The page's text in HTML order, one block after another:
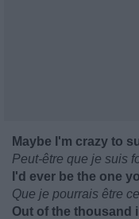
Maybe I'm crazy to
Peut-être que je suis
I'd ever be the one
Que je pourrais être
Out of the thousand